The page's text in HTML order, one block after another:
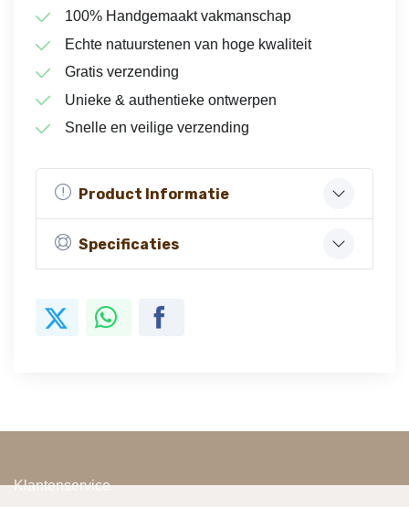
100% Handgemaakt vakmanschap
Echte natuurstenen van hoge kwaliteit
Gratis verzending
Unieke & authentieke ontwerpen
Snelle en veilige verzending
Product Informatie
Specificaties
Klantenservice